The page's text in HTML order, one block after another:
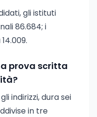
gli istituti
86.684; i
prova scritta
indirizzi, dura sei
in tre